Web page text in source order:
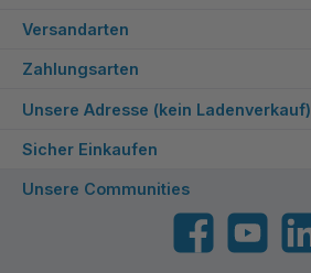
Versandarten
Zahlungsarten
Unsere Adresse (kein Ladenverkauf)
Sicher Einkaufen
Unsere Communities
FacebookYouTube